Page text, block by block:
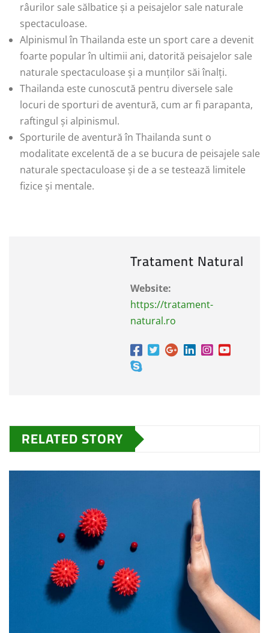
râurilor sale sălbatice și a peisajelor sale naturale
spectaculoase.
Alpinismul în Thailanda este un sport care a devenit
foarte popular în ultimii ani, datorită peisajelor sale
naturale spectaculoase și a munților săi înalți.
Thailanda este cunoscută pentru diversele sale
locuri de sporturi de aventură, cum ar fi parapanta,
raftingul și alpinismul.
Sporturile de aventură în Thailanda sunt o
modalitate excelentă de a se bucura de peisajele sale
naturale spectaculoase și de a se testează limitele
fizice și mentale.
Tratament Natural
Website:
https://tratament-
natural.ro
RELATED STORY